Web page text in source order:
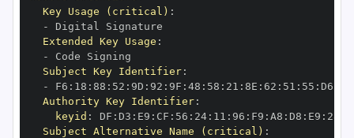
Key Usage (critical) :
-
Extended Key Usage :
-
Subject Key Identifier:
-
F6 : 18 : 88 : 52 : 9D : 92 : 9F : 48 : 58 : 21 : 8E : 62 : 51 : 55 : D6
Authority Key Identifier:
keyid : DF : D3 : E9 : CF : 56 : 24: 11 : 96 : F9 : A8 : D8 : E9 : 28
Subject Alternative Name (critical) :